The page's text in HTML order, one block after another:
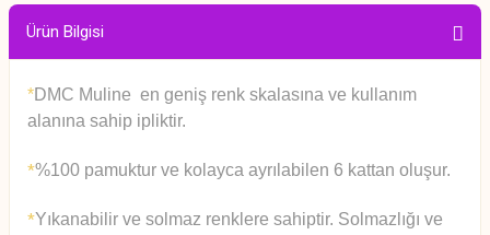
Ürün Bilgisi
*DMC Muline en geniş renk skalasına ve kullanım
alanına sahip ipliktir.
*%100 pamuktur ve kolayca ayrılabilen 6 kattan oluşur.
*Yıkanabilir ve solmaz renklere sahiptir. Solmazlığı ve